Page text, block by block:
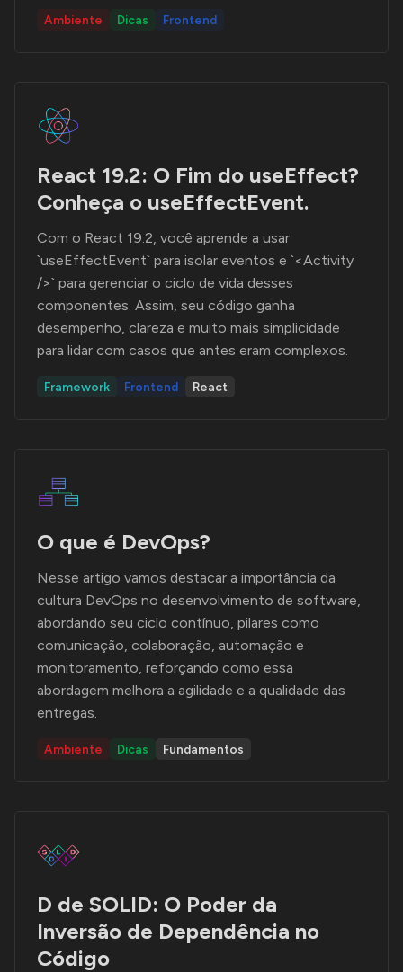
Ambiente Dicas Frontend
React 19.2: O Fim do useEffect?
Conheça o useEffectEvent.
Com o React 19.2, você aprende a usar
`useEffectEvent` para isolar eventos e `<Activity
/>` para gerenciar o ciclo de vida desses
componentes. Assim, seu código ganha
desempenho, clareza e muito mais simplicidade
para lidar com casos que antes eram complexos.
Framework Frontend React
O que é DevOps?
Nesse artigo vamos destacar a importância da
cultura DevOps no desenvolvimento de software,
abordando seu ciclo contínuo, pilares como
comunicação, colaboração, automação e
monitoramento, reforçando como essa
abordagem melhora a agilidade e a qualidade das
entregas.
Ambiente Dicas Fundamentos
D de SOLID: O Poder da
Inversão de Dependência no
Código